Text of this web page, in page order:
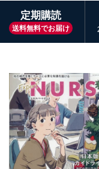
定期購読
送料無料でお届け